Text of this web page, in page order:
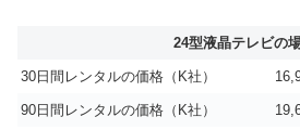
24型液晶テレビの
30日間レンタルの価格（K社）
90日間レンタルの価格（K社）